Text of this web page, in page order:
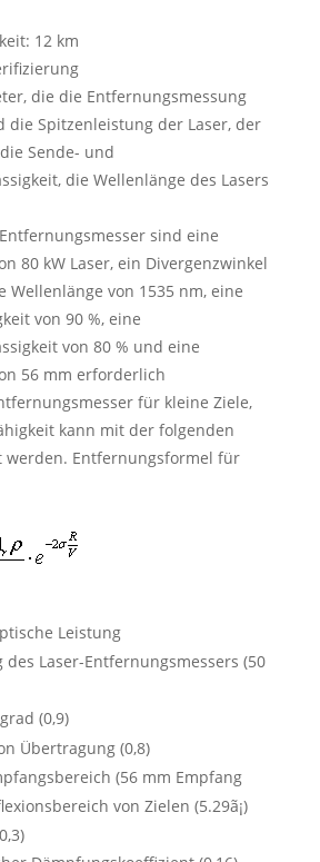
12 km
die die Entfernungsmessung
die Spitzenleistung der Laser, der
Sende- und
die Wellenlänge des Lasers
sind eine
80 kW Laser, ein Divergenzwinkel
Wellenlänge von 1535 nm, eine
von 90 %, eine
von 80 % und eine
56 mm erforderlich
für kleine Ziele,
kann mit der folgenden
werden. Entfernungsformel für
Leistung
des Laser-Entfernungsmessers (50
(0,9)
Übertragung (0,8)
(56 mm Empfang
von Zielen (5.29ã¡)